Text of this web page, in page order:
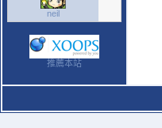
neil
推薦本站